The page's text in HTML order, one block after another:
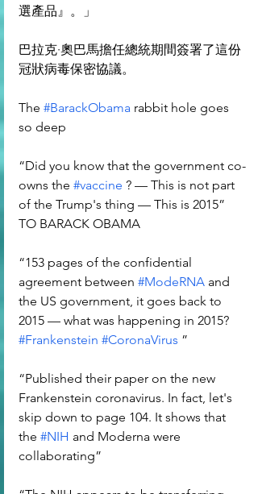
選產品』。」
巴拉克·奧巴馬擔任總統期間簽署了這份
冠狀病毒保密協議。
The #BarackObama rabbit hole goes
so deep
“Did you know that the government co-
owns the #vaccine ? — This is not part
of the Trump's thing — This is 2015”
TO BARACK OBAMA
“153 pages of the confidential
agreement between #ModeRNA and
the US government, it goes back to
2015 — what was happening in 2015?
#Frankenstein #CoronaVirus ”
“Published their paper on the new
Frankenstein coronavirus. In fact, let's
skip down to page 104. It shows that
the #NIH and Moderna were
collaborating”